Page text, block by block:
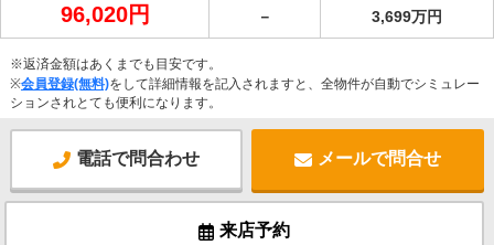
96,020円 － 3,699万円
※返済金額はあくまでも目安です。
※会員登録(無料)をして詳細情報を記入されますと、全物件が自動でシミュレー
ションされとても便利になります。
電話で問合わせ メールで問合せ
来店予約